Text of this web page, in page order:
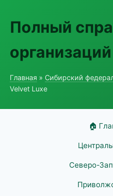
Полный
организаций
Главная » Сибирский
Velvet Luxe
🏠
Северо-